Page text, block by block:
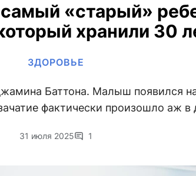
«старый»
хранили 30
ЗДОРОВЬЕ
Баттона. Малыш появился
фактически произошло аж в
31 июля 2025 1